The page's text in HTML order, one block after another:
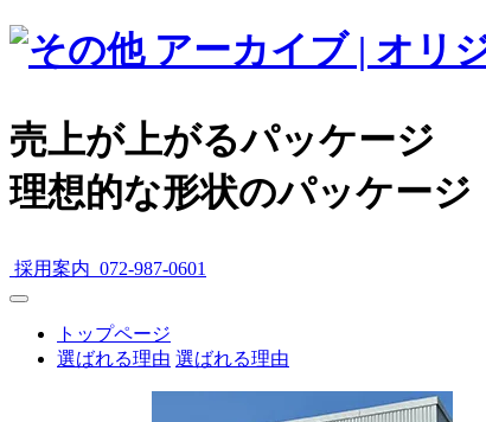
売上が上がるパッケージ
理想的な形状のパッケージ
採用案内 072-987-0601
トップページ
選ばれる理由 選ばれる理由